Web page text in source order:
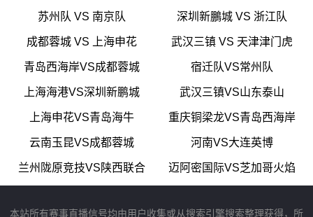
苏州队 VS 南京队 深圳新鵬城 VS 浙江队
成都蓉城 VS 上海申花 武汉三镇 VS 天津津门虎
青岛西海岸VS成都蓉城 宿迁队VS常州队
上海海港VS深圳新鹏城 武汉三镇VS山东泰山
上海申花VS青岛海牛 重庆铜梁龙VS青岛西海岸
云南玉昆VS成都蓉城 河南VS大连英博
兰州陇原竞技VS陕西联合 迈阿密国际VS芝加哥火焰
本站所有赛事直播信号均由用户收集或从搜索引擎搜索整理获得，所